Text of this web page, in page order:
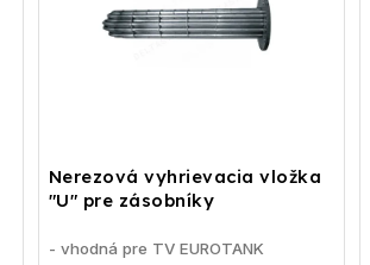
Nerezová vyhrievacia vložka
"U" pre zásobníky
- vhodná pre TV EUROTANK